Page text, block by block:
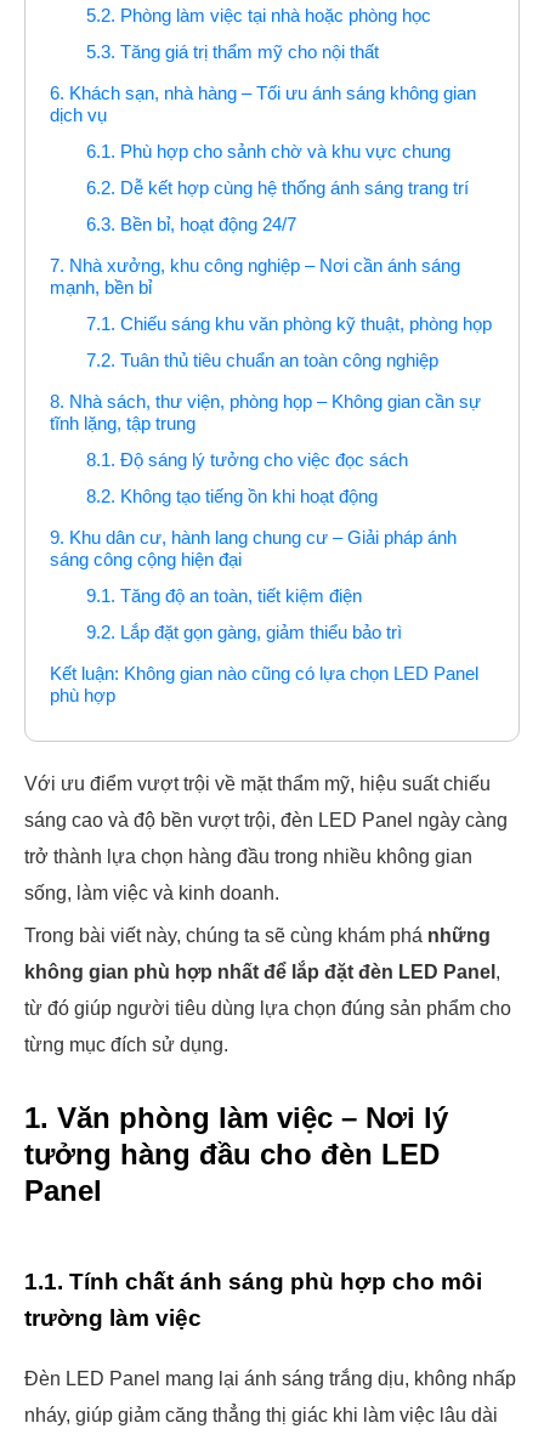
5.2. Phòng làm việc tại nhà hoặc phòng học
5.3. Tăng giá trị thẩm mỹ cho nội thất
6. Khách sạn, nhà hàng – Tối ưu ánh sáng không gian
dịch vụ
6.1. Phù hợp cho sảnh chờ và khu vực chung
6.2. Dễ kết hợp cùng hệ thống ánh sáng trang trí
6.3. Bền bỉ, hoạt động 24/7
7. Nhà xưởng, khu công nghiệp – Nơi cần ánh sáng
mạnh, bền bỉ
7.1. Chiếu sáng khu văn phòng kỹ thuật, phòng họp
7.2. Tuân thủ tiêu chuẩn an toàn công nghiệp
8. Nhà sách, thư viện, phòng họp – Không gian cần sự
tĩnh lặng, tập trung
8.1. Độ sáng lý tưởng cho việc đọc sách
8.2. Không tạo tiếng ồn khi hoạt động
9. Khu dân cư, hành lang chung cư – Giải pháp ánh
sáng công cộng hiện đại
9.1. Tăng độ an toàn, tiết kiệm điện
9.2. Lắp đặt gọn gàng, giảm thiểu bảo trì
Kết luận: Không gian nào cũng có lựa chọn LED Panel
phù hợp
Với ưu điểm vượt trội về mặt thẩm mỹ, hiệu suất chiếu
sáng cao và độ bền vượt trội, đèn LED Panel ngày càng
trở thành lựa chọn hàng đầu trong nhiều không gian
sống, làm việc và kinh doanh.
Trong bài viết này, chúng ta sẽ cùng khám phá những
không gian phù hợp nhất để lắp đặt đèn LED Panel ,
từ đó giúp người tiêu dùng lựa chọn đúng sản phẩm cho
từng mục đích sử dụng.
1. Văn phòng làm việc – Nơi lý
tưởng hàng đầu cho đèn LED
Panel
1.1. Tính chất ánh sáng phù hợp cho môi
trường làm việc
Đèn LED Panel mang lại ánh sáng trắng dịu, không nhấp
nháy, giúp giảm căng thẳng thị giác khi làm việc lâu dài